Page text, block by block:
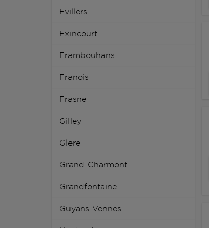
Evillers
Exincourt
Frambouhans
Franois
Frasne
Gilley
Glere
Grand-Charmont
Grandfontaine
Guyans-Vennes